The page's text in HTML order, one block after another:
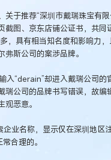
于推荐“深圳市戴瑞珠宝有
截图、京东店铺公证书，共同
，具有相当知名度和影响力
斯公司的案涉品牌。
入“derain”却进入戴瑞公司的
公司的品牌书写错误，故编
恶意。
业名称，显示仅在深圳地区
合理的。